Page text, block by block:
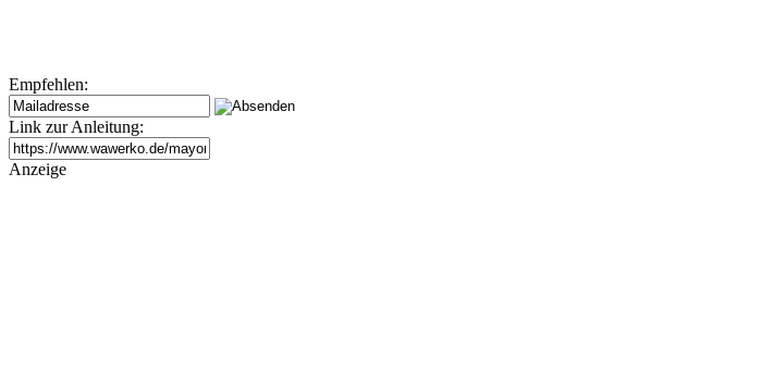
Empfehlen:
Link zur Anleitung:
Anzeige